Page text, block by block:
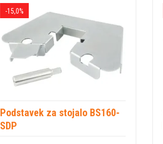
-15,0%
Podstavek za stojalo BS160-
SDP